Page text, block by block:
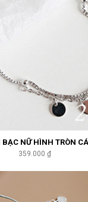
BẠC NỮ HÌNH TRÒN
359.000 ₫